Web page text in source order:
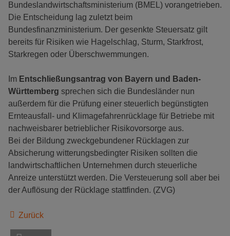
Bundeslandwirtschaftsministerium (BMEL) vorangetrieben.
Die Entscheidung lag zuletzt beim
Bundesfinanzministerium. Der gesenkte Steuersatz gilt
bereits für Risiken wie Hagelschlag, Sturm, Starkfrost,
Starkregen oder Überschwemmungen.
Im Entschließungsantrag von Bayern und Baden-
Württemberg sprechen sich die Bundesländer nun
außerdem für die Prüfung einer steuerlich begünstigten
Ernteausfall- und Klimagefahrenrücklage für Betriebe mit
nachweisbarer betrieblicher Risikovorsorge aus.
Bei der Bildung zweckgebundener Rücklagen zur
Absicherung witterungsbedingter Risiken sollten die
landwirtschaftlichen Unternehmen durch steuerliche
Anreize unterstützt werden. Die Versteuerung soll aber bei
der Auflösung der Rücklage stattfinden. (ZVG)
Zurück